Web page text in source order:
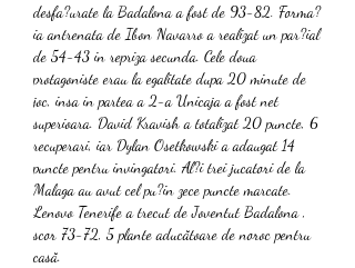
desfa?urate la Badalona a fost de 93-82. Forma?
ia antrenata de Ibon Navarro a realizat un par?ial
de 54-43 in repriza secunda. Cele doua
protagoniste erau la egalitate dupa 20 minute de
joc, insa in partea a 2-a Unicaja a fost net
superioara. David Kravish a totalizat 20 puncte, 6
recuperari, iar Dylan Osetkowski a adaugat 14
puncte pentru invingatori. Al?i trei jucatori de la
Malaga au avut cel pu?in zece puncte marcate.
Lenovo Tenerife a trecut de Joventut Badalona ,
scor 73-72, 5 plante aducătoare de noroc pentru
casă.